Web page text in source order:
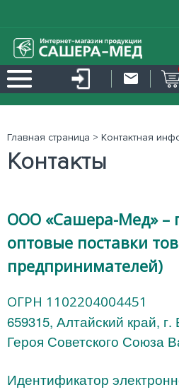
Главная страница > Контактная
Контакты
ООО «Сашера-Мед» –
оптовые поставки
предпринимателей)
ОГРН 1102204004451
659315, Алтайский край,
Героя Советского Союза
Идентификатор